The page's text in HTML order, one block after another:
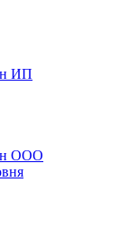
ИП
ООО